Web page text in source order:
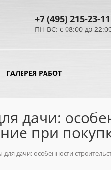
+7 (495) 215-23-11
ПН-ВС: с 08:00 до
ГАЛЕРЕЯ РАБОТ
дачи:
при
для дачи: особенности